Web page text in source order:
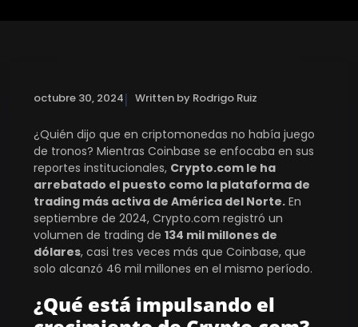
octubre 30, 2024| Written by Rodrigo Ruiz
¿Quién dijo que en criptomonedas no había juego
de tronos? Mientras Coinbase se enfocaba en sus
reportes institucionales, Crypto.com le ha
arrebatado el puesto como la plataforma de
trading más activa de América del Norte. En
septiembre de 2024, Crypto.com registró un
volumen de trading de 134 mil millones de
dólares, casi tres veces más que Coinbase, que
solo alcanzó 46 mil millones en el mismo período​.
¿Qué está impulsando el